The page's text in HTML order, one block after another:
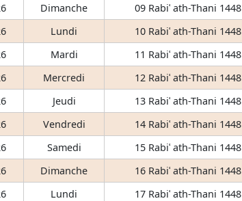
Dimanche 09 Rabiʿ ath-Thani 1448
Lundi 10 Rabiʿ ath-Thani 1448
Mardi 11 Rabiʿ ath-Thani 1448
Mercredi 12 Rabiʿ ath-Thani 1448
Jeudi 13 Rabiʿ ath-Thani 1448
Vendredi 14 Rabiʿ ath-Thani 1448
Samedi 15 Rabiʿ ath-Thani 1448
Dimanche 16 Rabiʿ ath-Thani 1448
Lundi 17 Rabiʿ ath-Thani 1448